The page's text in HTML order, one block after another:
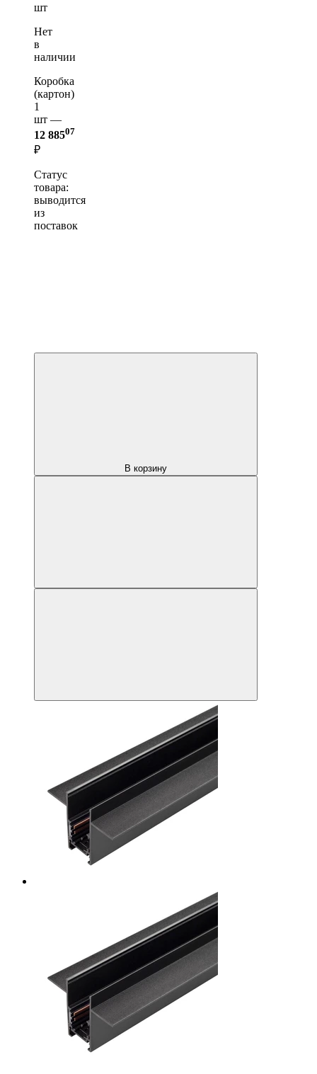
шт
Нет
в
наличии
Коробка
(картон)
1
шт —
12 88507
₽
Статус
товара:
выводится
из
поставок
В корзину